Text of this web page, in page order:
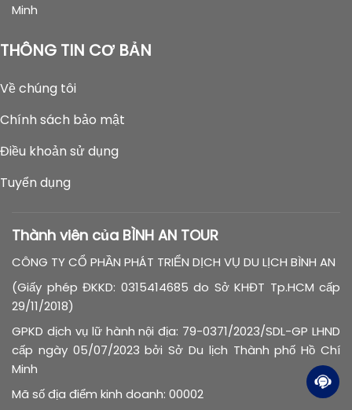
Minh
THÔNG TIN CƠ BẢN
Về chúng tôi
Chính sách bảo mật
Điều khoản sử dụng
Tuyển dụng
Thành viên của BÌNH AN TOUR
CÔNG TY CỔ PHẦN PHÁT TRIỂN DỊCH VỤ DU LỊCH BÌNH AN
(Giấy phép ĐKKD: 0315414685 do Sở KHĐT Tp.HCM cấp
29/11/2018)
GPKD dịch vụ lữ hành nội địa: 79-0371/2023/SDL-GP LHND
cấp ngày 05/07/2023 bởi Sở Du lịch Thành phố Hồ Chí
Minh
Mã số địa điểm kinh doanh: 00002